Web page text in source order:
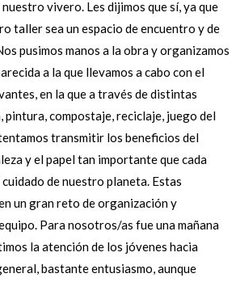
nuestro vivero. Les dijimos que sí, ya que
taller sea un espacio de encuentro y de
pusimos manos a la obra y organizamos
a la que llevamos a cabo con el
en la que a través de distintas
pintura, compostaje, reciclaje, juego del
transmitir los beneficios del
y el papel tan importante que cada
de nuestro planeta. Estas
un gran reto de organización y
Para nosotros/as fue una mañana
la atención de los jóvenes hacia
bastante entusiasmo, aunque